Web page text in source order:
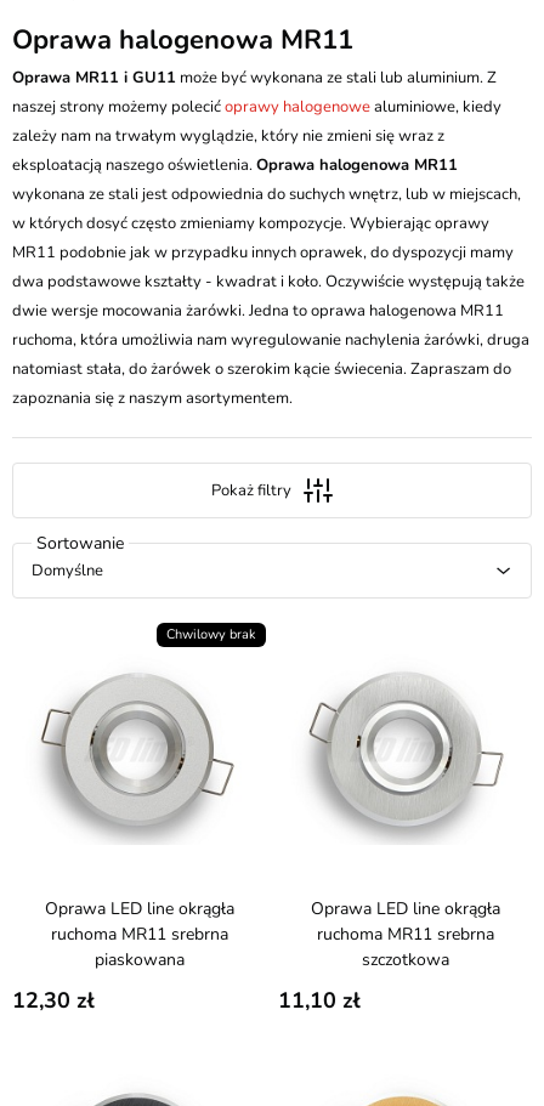
Oprawa halogenowa MR11
Oprawa MR11 i GU11 może być wykonana ze stali lub aluminium. Z
naszej strony możemy polecićoprawy halogenowealuminiowe, kiedy
zależy nam na trwałym wyglądzie, który nie zmieni się wraz z
eksploatacją naszego oświetlenia.Oprawa halogenowa MR11
wykonana ze stali jest odpowiednia do suchych wnętrz, lub w miejscach,
w których dosyć często zmieniamy kompozycje. Wybierając oprawy
MR11 podobnie jak w przypadku innych oprawek, do dyspozycji mamy
dwa podstawowe kształty - kwadrat i koło. Oczywiście występują także
dwie wersje mocowania żarówki. Jedna to oprawa halogenowa MR11
ruchoma, która umożliwia nam wyregulowanie nachylenia żarówki, druga
natomiast stała, do żarówek o szerokim kącie świecenia. Zapraszam do
zapoznania się z naszym asortymentem.
Pokaż filtry
Domyślne
Chwilowy brak
Oprawa LED line okrągła
ruchoma MR11 srebrna
piaskowana
12,30
Oprawa LED line okrągła
ruchoma MR11 srebrna
szczotkowa
11,10